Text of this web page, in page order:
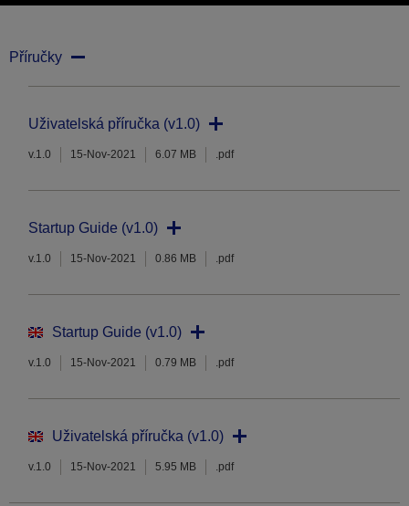
Příručky
Uživatelská příručka (v1.0)
v.1.0 15-Nov-2021 6.07 MB .pdf
Startup Guide (v1.0)
v.1.0 15-Nov-2021 0.86 MB .pdf
Startup Guide (v1.0)
v.1.0 15-Nov-2021 0.79 MB .pdf
Uživatelská příručka (v1.0)
v.1.0 15-Nov-2021 5.95 MB .pdf